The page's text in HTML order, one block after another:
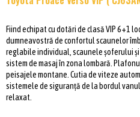
Fiind echipat cu dotări de clasă VIP 6+1
dumneavostră de confortul scaunelor
reglabile individual, scaunele șoferului
sistem de masaj în zona lombară.
peisajele montane. Cutia de viteze
sistemele de siguranță de la bordul
relaxat.